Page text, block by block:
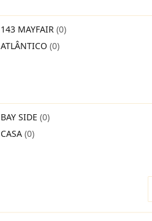
143 MAYFAIR (0)
ATLÂNTICO (0)
BAY SIDE (0)
CASA (0)